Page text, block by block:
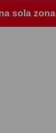
sola zona